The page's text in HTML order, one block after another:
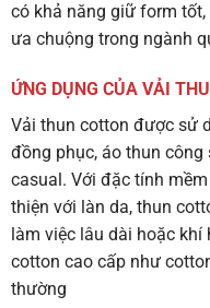
có khả năng giữ form
ưa chuộng trong ngành
ỨNG DỤNG CỦA VẢI
Vải thun cotton được sử
đồng phục, áo thun công
casual. Với đặc tính
thiện với làn da, thun
làm việc lâu dài hoặc
cotton cao cấp như
thường